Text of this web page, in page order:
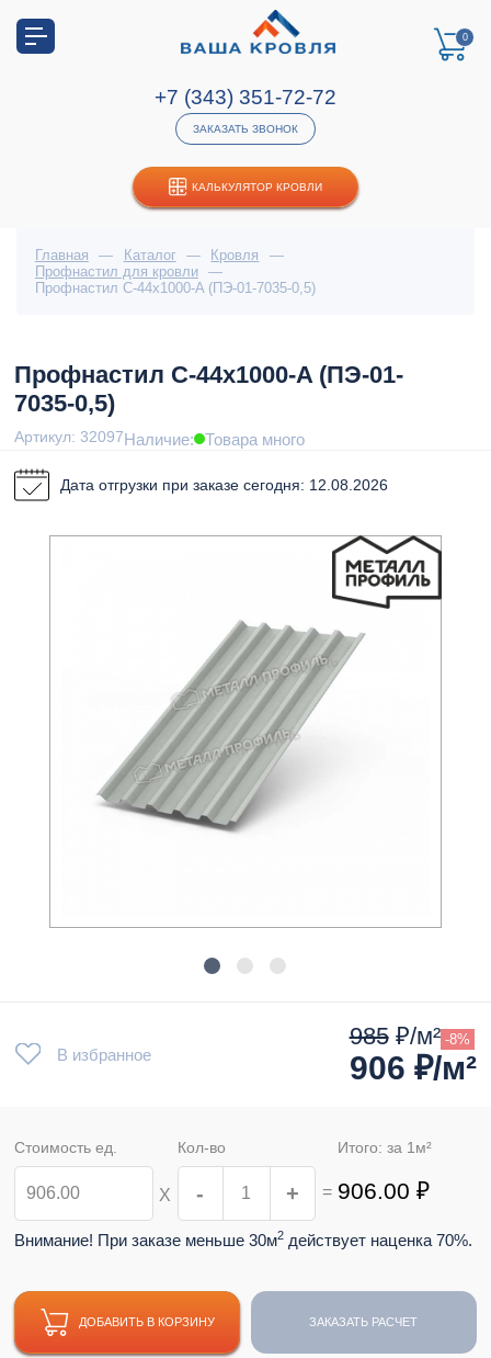
КАЛЬКУЛЯТОР КРОВЛИ
0
+7 (343) 351-72-72
ЗАКАЗАТЬ ЗВОНОК
Главная — Каталог — Кровля
—
Профнастил для кровли
—
Профнастил С-44x1000-A (ПЭ-01-7035-0,5)
Профнастил С-44x1000-A (ПЭ-01-
7035-0,5)
Артикул: 32097Наличие: Товара много
Дата отгрузки при заказе сегодня: 12.08.2026
В избранное
985₽/м² -8%
906 ₽/м²
Стоимость ед.
Х
Кол-во
- + =
Итого: за 1 м²
906.00 ₽
Внимание! При заказе меньше 30м2 действует наценка 70%.
ДОБАВИТЬ В КОРЗИНУ ЗАКАЗАТЬ РАСЧЕТ